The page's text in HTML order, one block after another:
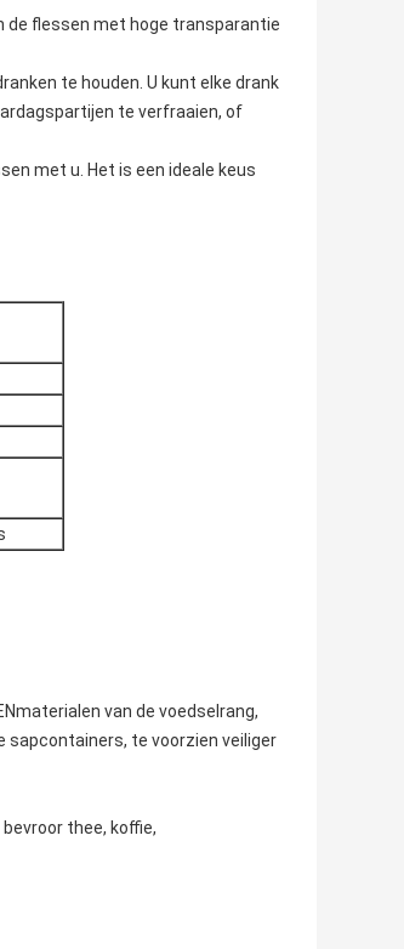
de flessen met hoge transparantie
te houden. U kunt elke drank
te verfraaien, of
met u. Het is een ideale keus
van de voedselrang,
sapcontainers, te voorzien veiliger
thee, koffie,